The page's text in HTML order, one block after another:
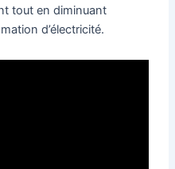
tout en diminuant
d’électricité.